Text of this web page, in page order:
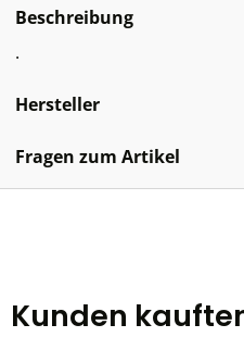
Beschreibung
.
Hersteller
Fragen zum Artikel
Kunden